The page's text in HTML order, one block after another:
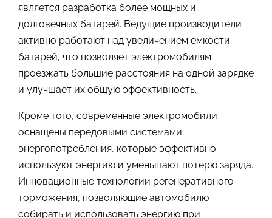
является разработка более мощных и
долговечных батарей. Ведущие производители
активно работают над увеличением емкости
батарей, что позволяет электромобилям
проезжать большие расстояния на одной зарядке
и улучшает их общую эффективность.
Кроме того, современные электромобили
оснащены передовыми системами
энергопотребления, которые эффективно
используют энергию и уменьшают потерю заряда.
Инновационные технологии регенеративного
торможения, позволяющие автомобилю
собирать и использовать энергию при